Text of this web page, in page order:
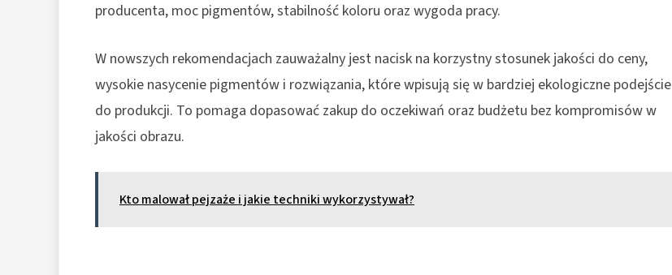
producenta, moc pigmentów, stabilność koloru oraz wygoda pracy.
W nowszych rekomendacjach zauważalny jest nacisk na korzystny stosunek jakości do ceny,
wysokie nasycenie pigmentów i rozwiązania, które wpisują się w bardziej ekologiczne podejście
do produkcji. To pomaga dopasować zakup do oczekiwań oraz budżetu bez kompromisów w
jakości obrazu.
Kto malował pejzaże i jakie techniki wykorzystywał?